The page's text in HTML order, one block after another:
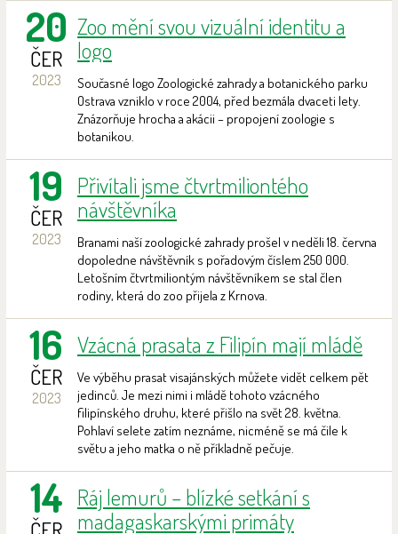
20
ČER
2023
Zoo mění svou vizuální identitu a
logo
Současné logo Zoologické zahrady a botanického parku
Ostrava vzniklo v roce 2004, před bezmála dvaceti lety.
Znázorňuje hrocha a akácii – propojení zoologie s
botanikou.
19
ČER
2023
Přivítali jsme čtvrtmiliontého
návštěvníka
Branami naší zoologické zahrady prošel v neděli 18. června
dopoledne návštěvník s pořadovým číslem 250 000.
Letošním čtvrtmiliontým návštěvníkem se stal člen
rodiny, která do zoo přijela z Krnova.
16
ČER
2023
Vzácná prasata z Filipín mají mládě
Ve výběhu prasat visajánských můžete vidět celkem pět
jedinců. Je mezi nimi i mládě tohoto vzácného
filipínského druhu, které přišlo na svět 28. května.
Pohlaví selete zatím neznáme, nicméně se má čile k
světu a jeho matka o ně příkladně pečuje.
14 Ráj lemurů – blízké setkání s
madagaskarskými primáty